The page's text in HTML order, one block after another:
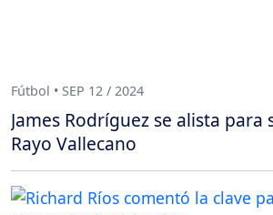
Fútbol • SEP 12 / 2024
James Rodríguez se alista para
Rayo Vallecano